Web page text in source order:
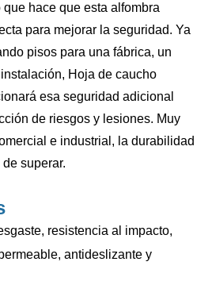
hace que esta alfombra
para mejorar la seguridad. Ya
pisos para una fábrica, un
Hoja de caucho
esa seguridad adicional
de riesgos y lesiones. Muy
e industrial, la durabilidad
superar.
resistencia al impacto,
antideslizante y